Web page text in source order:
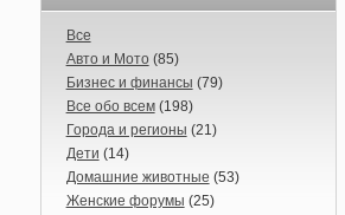
Все
Авто и Мото(85)
Бизнес и финансы (79)
Все обо всем(198)
Города и регионы (21)
Дети (14)
Домашние животные (53)
Женские форумы (25)